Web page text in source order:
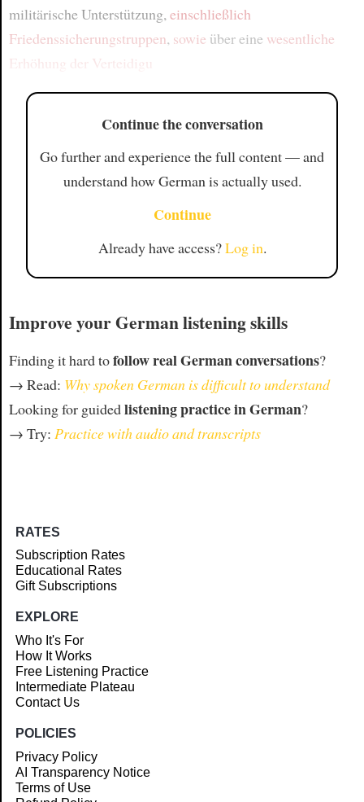
militärische Unterstützung, einschließlich
Friedenssicherungstruppen, sowie über eine wesentliche
Erhöhung der Verteidigu
Continue the conversation
Go further and experience the full content — and
understand how German is actually used.
Continue
Already have access?Log in.
Improve your German listening skills
Finding it hard tofollow real German conversations?
→ Read: Why spoken German is difficult to understand
Looking for guidedlistening practice in German?
→ Try: Practice with audio and transcripts
RATES
Subscription Rates
Educational Rates
Gift Subscriptions
EXPLORE
Who It's For
How It Works
Free Listening Practice
Intermediate Plateau
Contact Us
POLICIES
Privacy Policy
AI Transparency Notice
Terms of Use